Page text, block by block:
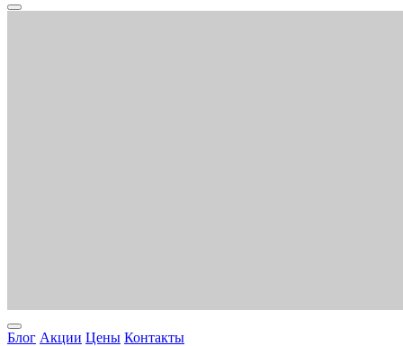
Блог Акции Цены Контакты